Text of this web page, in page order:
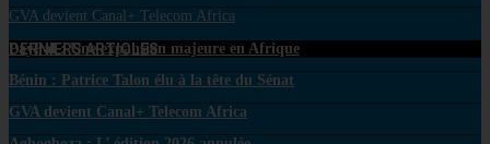
GVA devient Canal+ Telecom Africa
DERNIERS ARTICLES
PayPal : Une expansion majeure en Afrique
Bénin : Patrice Talon élu à la tête du Sénat
GVA devient Canal+ Telecom Africa